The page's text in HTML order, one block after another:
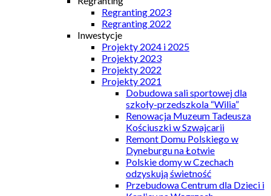
Regranting 2023
Regranting 2022
Inwestycje
Projekty 2024 i 2025
Projekty 2023
Projekty 2022
Projekty 2021
Dobudowa sali sportowej dla
szkoły-przedszkola “Wilia”
Renowacja Muzeum Tadeusza
Kościuszki w Szwajcarii
Remont Domu Polskiego w
Dyneburgu na Łotwie
Polskie domy w Czechach
odzyskują świetność
Przebudowa Centrum dla Dzieci i